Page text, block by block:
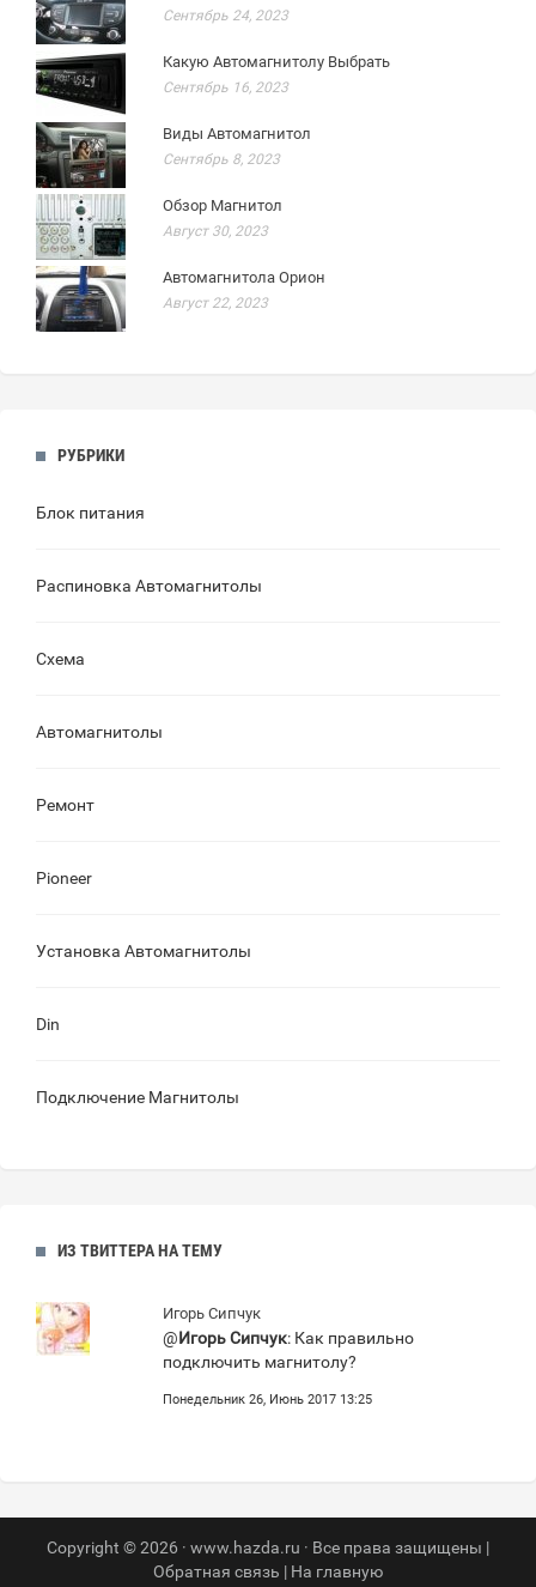
Сентябрь 24, 2023
Какую Автомагнитолу Выбрать
Сентябрь 16, 2023
Виды Автомагнитол
Сентябрь 8, 2023
Обзор Магнитол
Август 30, 2023
Автомагнитола Орион
Август 22, 2023
РУБРИКИ
Блок питания
Распиновка Автомагнитолы
Схема
Автомагнитолы
Ремонт
Pioneer
Установка Автомагнитолы
Din
Подключение Магнитолы
ИЗ ТВИТТЕРА НА ТЕМУ
Игорь Сипчук
@Игорь Сипчук: Как правильно
подключить магнитолу?
Понедельник 26, Июнь 2017 13:25
Copyright © 2026 · www.hazda.ru · Все права защищены |
Обратная связь | На главную